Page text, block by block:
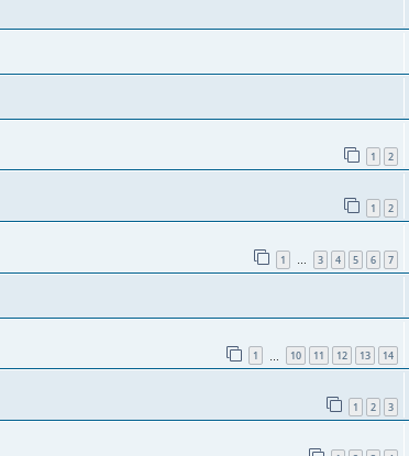
1 2
1 2
1 … 3 4 5 6 7
1 10 11 12 13 14
1 2 3